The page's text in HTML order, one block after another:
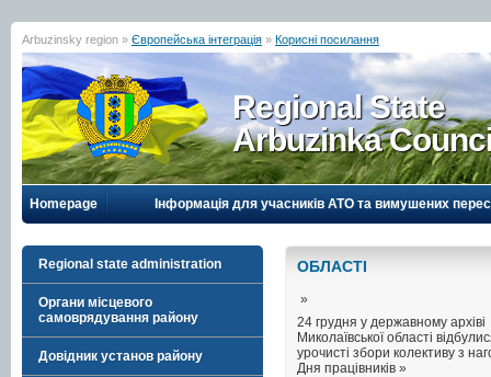
Arbuzinsky region » Європейська інтеграція » Корисні посилання
Regional State
Arbuzinka
Homepage Інформація для учасників АТО та вимушених
Regional state administration
Органи місцевого
самоврядування району
Довідник установ району
ОБЛАСТI
»
24 грудня у державному архіві
Миколаївської області
урочисті збори колективу з
Дня працівників »